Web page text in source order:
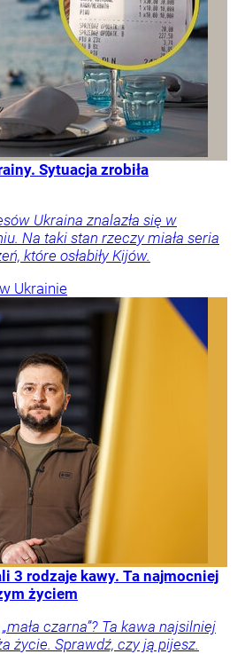
Sytuacja zrobiła
Ukraina znalazła się w
Na taki stan rzeczy miała seria
które osłabiły Kijów.
Ukrainie
3 rodzaje kawy. Ta najmocniej
życiem
czarna”? Ta kawa najsilniej
życie. Sprawdź, czy ją pijesz.